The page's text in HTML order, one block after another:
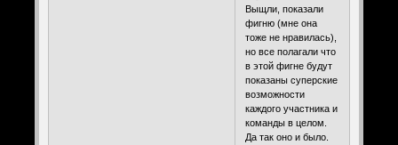
Выщли, показали
фигню (мне она
тоже не нравилась),
но все полагали что
в этой фигне будут
показаны суперские
возможности
каждого участника и
команды в целом.
Да так оно и было.